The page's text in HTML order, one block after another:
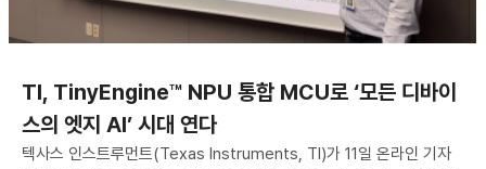
TI, TinyEngine™ NPU 통합 MCU로 ‘모든 디바이
스의 엣지 AI’ 시대 연다
텍사스 인스트루먼트(Texas Instruments, TI)가 11일 온라인 기자